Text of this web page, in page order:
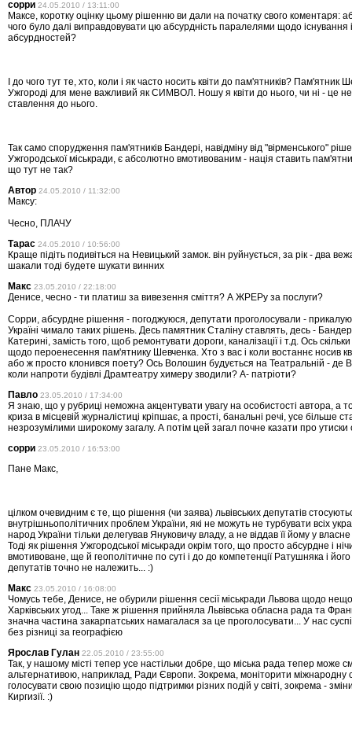
сорри 24.05.2010 / 13:11:00
Максе, коротку оцінку цьому рішенню ви дали на початку свого коментаря:
чого було далі виправдовувати цю абсурдність паралелями щодо існування
абсурдностей?
І до чого тут те, хто, коли і як часто носить квіти до пам'ятників? Пам'ятник
Ужгороді для мене важливий як СИМВОЛ. Ношу я квіти до нього, чи ні - це не
ставлення до нього.
Так само спорудження пам'ятників Бандері, навідміну від "вірменського"
Ужгородської міськради, є абсолютно вмотивованим - нація ставить
що тут не так?
Автор 24.05.2010 / 11:32:00
Максу:
Чесно, ПЛАЧУ
Тарас 24.05.2010 / 10:56:00
Краще підіть подивіться на Невицький замок. він руйнується, за рік - два
шакали тоді будете шукати винних
Макс 23.05.2010 / 22:18:00
Денисе, чесно - ти платиш за вивезення сміття? А ЖРЕРу за послуги?
Сорри, абсурдне рішення - погоджуюся, депутати проголосували -
Україні чимало таких рішень. Десь памятник Сталіну ставлять, десь -
Катерині, замість того, щоб ремонтувати дороги, каналізації і т.д. Ось
щодо пероенесення пам'ятнику Шевченка. Хто з вас і коли востаннє носив
або ж просто клонився поету? Ось Волошин будується на Театральній - де
коли напроти будівлі Драмтеатру химеру зводили? А- патріоти?
Павло 23.05.2010 / 17:34:00
Я знаю, що у рубриці неможна акцентувати увагу на особистості автора, а
криза в місцевій журналістиці кріпшає, а прості, банальні речі, усе більше
незрозумілими широкому загалу. А потім цей загал почне казати про
сорри 23.05.2010 / 16:53:00
Пане Макс,
цілком очевидним є те, що рішення (чи заява) львівських депутатів
внутрішньополітичних проблем України, які не можуть не турбувати всіх
народ України тільки делегував Януковичу владу, а не віддав її йому у
Тоді як рішення Ужгородської міськради окрім того, що просто абсурдне і
вмотивоване, ще й геополітичне по суті і до до компетенції Ратушняка і його
депутатів точно не належить... :)
Макс 23.05.2010 / 16:08:00
Чомусь тебе, Денисе, не обурили рішення сесії міськради Львова щодо
Харківських угод... Таке ж рішення прийняла Львівська обласна рада та
значна частина закарпатських намагалася за це проголосувати... У нас
без різниці за географією
Ярослав Гулан 22.05.2010 / 23:55:00
Так, у нашому місті тепер усе настільки добре, що міська рада тепер може
альтернативою, наприклад, Ради Європи. Зокрема, моніторити міжнародну
голосувати свою позицію щодо підтримки різних подій у світі, зокрема -
Киргизії. :)